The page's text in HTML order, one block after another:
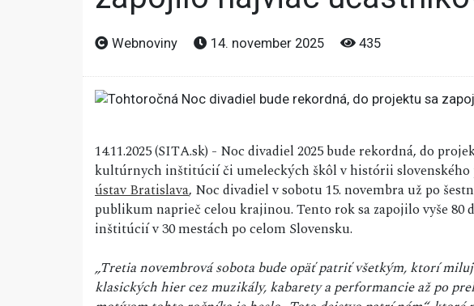
Webnoviny 14. november 2025 435
14.11.2025 (SITA.sk) - Noc divadiel 2025 bude rekordná, do
kultúrnych inštitúcií či umeleckých škôl v histórii
ústav Bratislava, Noc divadiel v sobotu 15. novembra už po
publikum naprieč celou krajinou. Tento rok sa zapojilo vyše
inštitúcií v 30 mestách po celom Slovensku.
„Tretia novembrová sobota bude opäť patriť všetkým, ktorí
klasických hier cez muzikály, kabarety a performancie až po